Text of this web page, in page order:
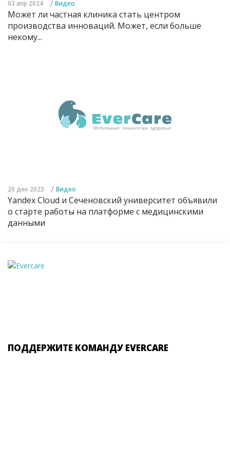
03 апр 2024 / Видео
Может ли частная клиника стать центром
производства инноваций. Может, если больше
некому...
20 дек 2023 / Видео
Yandex Cloud и Сеченовский университет объявили
о старте работы на платформе с медицинскими
данными
ПОДДЕРЖИТЕ КОМАНДУ EVERCARE